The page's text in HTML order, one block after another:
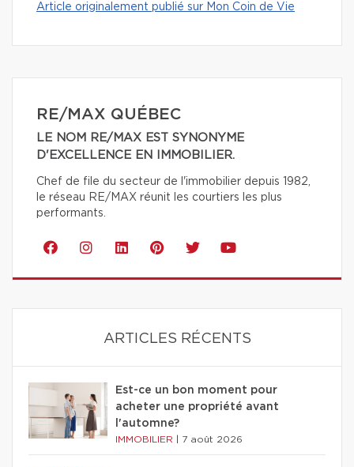
Article originalement publié sur Mon Coin de Vie
RE/MAX QUÉBEC
LE NOM RE/MAX EST SYNONYME
D'EXCELLENCE EN IMMOBILIER.
Chef de file du secteur de l'immobilier depuis 1982,
le réseau RE/MAX réunit les courtiers les plus
performants.
ARTICLES RÉCENTS
Est-ce un bon moment pour
acheter une propriété avant
l'automne?
IMMOBILIER 7 août 2026